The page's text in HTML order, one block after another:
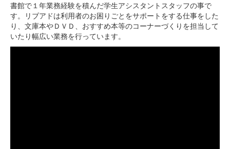
書館で１年業務経験を積んだ学生アシスタントスタッフの事で
す。リブアドは利用者のお困りごとをサポートをする仕事をした
り、文庫本やＤＶＤ、おすすめ本等のコーナーづくりを担当して
いたり幅広い業務を行っています。